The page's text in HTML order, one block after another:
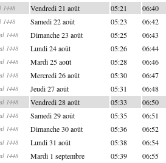
1448 Vendredi 21 août 05:21 06:40
1448 Samedi 22 août 05:23 06:42
1448 Dimanche 23 août 05:25 06:43
1448 Lundi 24 août 05:26 06:44
1448 Mardi 25 août 05:28 06:46
1448 Mercredi 26 août 05:30 06:47
1448 Jeudi 27 août 05:31 06:48
1448 Vendredi 28 août 05:33 06:50
1448 Samedi 29 août 05:35 06:51
1448 Dimanche 30 août 05:36 06:52
1448 Lundi 31 août 05:38 06:54
1448 Mardi 1 septembre 05:39 06:55